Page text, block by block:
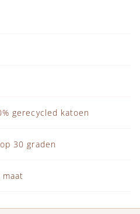
gerecycled katoen
30 graden